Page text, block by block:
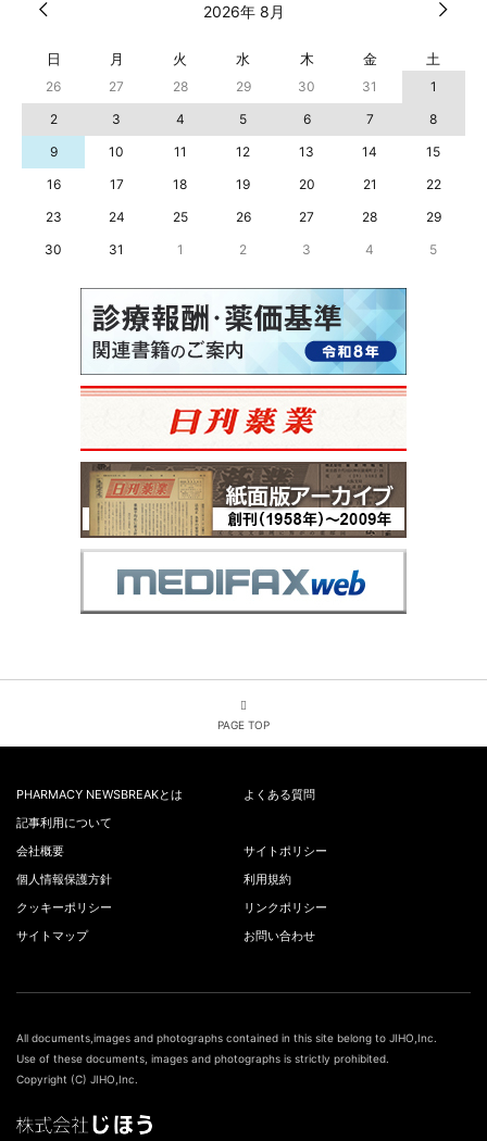
2026年 8月
日 月 火 水 木 金 土
26 27 28 29 30 31
1
2
3 4 5 6 7
8
9
10 11 12 13 14
15
16
17 18 19 20 21
22
23
24 25 26 27 28
29
30
31 1 2 3 4 5
PAGE TOP
PHARMACY NEWSBREAKとは
よくある質問
記事利用について
会社概要
サイトポリシー
個人情報保護方針
利用規約
クッキーポリシー
リンクポリシー
サイトマップ
お問い合わせ
All documents,images and photographs contained in this site belong to JIHO,Inc.
Use of these documents, images and photographs is strictly prohibited.
Copyright (C) JIHO,Inc.